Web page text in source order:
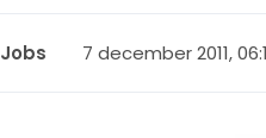
7 december 2011,